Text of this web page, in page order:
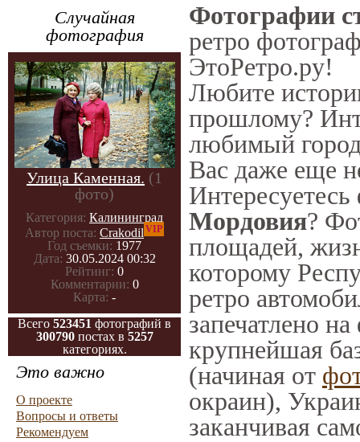
Случайная
фотография
Улица Каменная. (1
фото)
Категория: Калининград
Автор поста: Crakodil VIP
Год съемки: 1977
Дата: 30.05.2024 00:32
Рейтинг: 0
Комментарии: 0
Карта: -
Всего 523451 фотографий в
300790постах в 5257
категориях.
Это важно
О проекте
Вопросы и ответы
Рекомендуем
Фотографии
ретро
ЭтоРетро.ру!
Любите
прошлому?
любимый
Вас даже еще
Интересуетесь
Мордовия?
площадей,
которому
ретро
запечатлено
крупнейшая
(начиная от
окраин),
заканчивая